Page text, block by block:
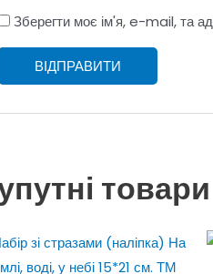
Зберегти моє ім'я, e-mail, та
товари